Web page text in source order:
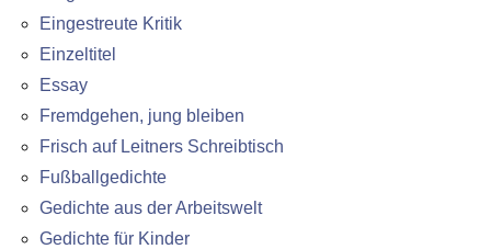
Eingestreute Kritik
Einzeltitel
Essay
Fremdgehen, jung bleiben
Frisch auf Leitners Schreibtisch
Fußballgedichte
Gedichte aus der Arbeitswelt
Gedichte für Kinder